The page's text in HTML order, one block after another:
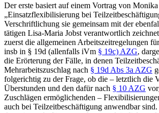
Der erste basiert auf einem Vortrag von
„Einsatzflexibilisierung bei
Verschriftlichung sie gemeinsam mit der
tätigen Lisa-Maria Jobst verantwortlich
zuerst die allgemeinen Arbeitszeitregelungen
insb in § 19d (allenfalls iVm § 19c) AZG,
die Erörterung der Fälle, in denen
Mehrarbeitszuschlag nach § 19d Abs 3a AZG
folgerichtig zu der Frage, ob die – letztlich die
Überstunden und den dafür nach § 10 AZG
Zuschlägen ermöglichenden –
auch bei Teilzeitbeschäftigung anwendbar